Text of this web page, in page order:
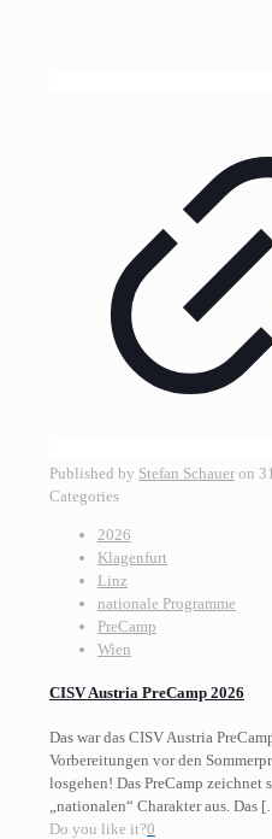
Published by Stefan Schauer on
Categories
2026
Klagenfurt
Linz
nationale Programme
PreCamp
Wien
CISV Austria PreCamp 2026
Das war das CISV Austria
Vorbereitungen vor den
losgehen! Das PreCamp zeichnet
„nationalen“ Charakter aus. Das
Do you like it?0